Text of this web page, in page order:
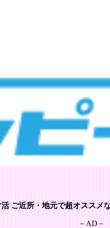
ご近所・地元で超オススメ
－AD－